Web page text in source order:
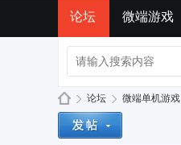
论坛 微端游戏
论坛 微端单机游戏